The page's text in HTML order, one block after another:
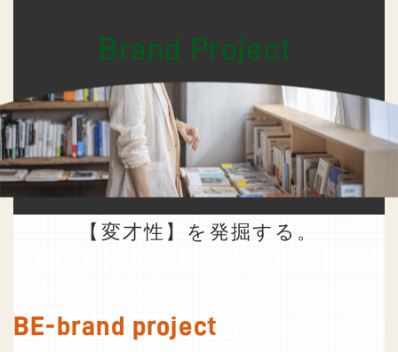
Brand Project
ブランドプロジェクト（ブラプロ）
ブランドを学び
人・組織・地域・商品の
【変才性】を発掘する。
BE-brand project